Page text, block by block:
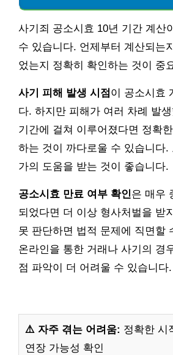
사기죄 공소시효 10년 기간 계산
수 있습니다. 언제부터 계산되는
었는지 정확히 확인하는 것이 중
사기 피해 발생 시점이 공소시효
다. 하지만 피해가 여러 차례 발
기간에 걸쳐 이루어졌다면 정확
하는 것이 까다로울 수 있습니다.
가의 도움을 받는 것이 좋습니다.
공소시효 만료 여부 확인은 매우
되었다면 더 이상 형사처벌을 받
못 판단하면 법적 문제에 직면할
온라인을 통한 거래나 사기의 경
점 파악이 더 어려울 수 있습니다.
⚠️ 자주 겪는 어려움: 정확한 시
연장 가능성 확인